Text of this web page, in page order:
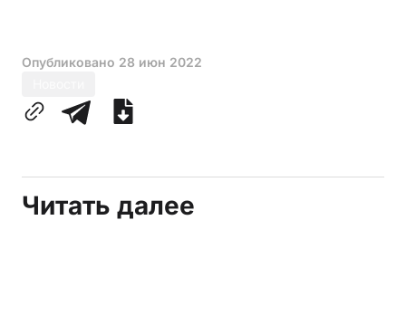
Опубликовано 28 июн 2022
Читать далее